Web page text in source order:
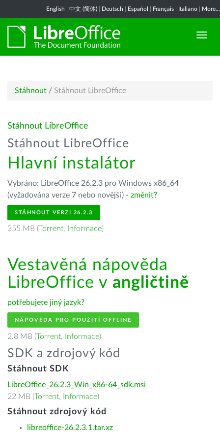
English 中文 (简体) Deutsch Español Français Italiano More...
Stáhnout / Stáhnout LibreOffice
Stáhnout LibreOffice
Stáhnout LibreOffice
Hlavní instalátor
Vybráno: LibreOffice 26.2.3 pro Windows x86_64
(vyžadována verze 7 nebo novější) - změnit?
STÁHNOUT VERZI 26.2.3
355 MB (Torrent, Informace)
Vestavěná nápověda
LibreOffice v angličtině
potřebujete jiný jazyk?
NÁPOVĚDA PRO POUŽITÍ OFFLINE
2.8 MB (Torrent, Informace)
SDK a zdrojový kód
Stáhnout SDK
LibreOffice_26.2.3_Win_x86-64_sdk.msi
22 MB (Torrent, Informace)
Stáhnout zdrojový kód
libreoffice-26.2.3.1.tar.xz